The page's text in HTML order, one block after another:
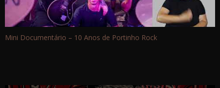
Mini Documentário – 10 Anos de Portinho Rock